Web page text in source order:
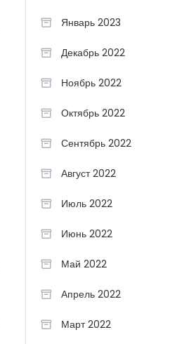
Январь 2023
Декабрь 2022
Ноябрь 2022
Октябрь 2022
Сентябрь 2022
Август 2022
Июль 2022
Июнь 2022
Май 2022
Апрель 2022
Март 2022